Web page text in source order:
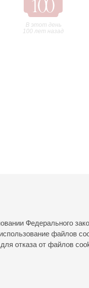
Федерального
файлов
отказа от файлов
В этот день
100 лет назад